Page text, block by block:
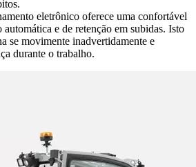
eletrônico oferece uma confortável
automática e de retenção em subidas. Isto
se movimente inadvertidamente e
durante o trabalho.